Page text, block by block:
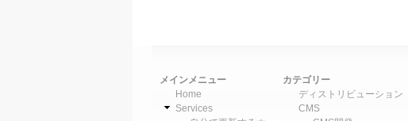
メインメニュー
Home
Services
カテゴリー
ディストリビューション
CMS